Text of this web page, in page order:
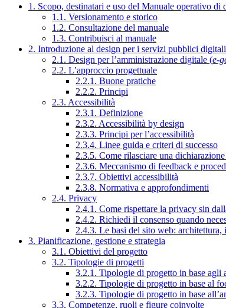
1. Scopo, destinatari e uso del Manuale operativo di
1.1. Versionamento e storico
1.2. Consultazione del manuale
1.3. Contribuisci al manuale
2. Introduzione al design per i servizi pubblici digitali
2.1. Design per l’amministrazione digitale (e-
2.2. L’approccio progettuale
2.2.1. Buone pratiche
2.2.2. Principi
2.3. Accessibilità
2.3.1. Definizione
2.3.2. Accessibilità by design
2.3.3. Principi per l’accessibilità
2.3.4. Linee guida e criteri di successo
2.3.5. Come rilasciare una
2.3.6. Meccanismo di feedback e
2.3.7. Obiettivi accessibilità
2.3.8. Normativa e approfondimenti
2.4. Privacy
2.4.1. Come rispettare la privacy sin
2.4.2. Richiedi il consenso quando
2.4.3. Le basi del sito web:
3. Pianificazione, gestione e strategia
3.1. Obiettivi del progetto
3.2. Tipologie di progetti
3.2.1. Tipologie di progetto in base
3.2.2. Tipologie di progetto in base al
3.2.3. Tipologie di progetto in base
3.3. Competenze, ruoli e figure coinvolte